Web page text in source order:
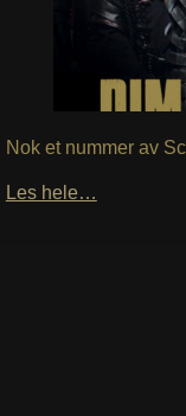
Nok et nummer av
Les hele…